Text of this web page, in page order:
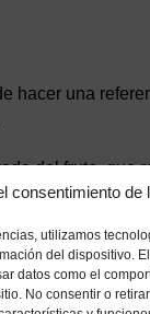
consentimiento de
utilizamos
del dispositivo.
datos como el
No consentir o
hacer una
del fruto, que
en otras
virgen extra
entre el verde y